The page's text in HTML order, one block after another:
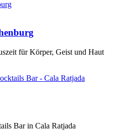
für Körper, Geist und Haut
Bar in Cala Ratjada